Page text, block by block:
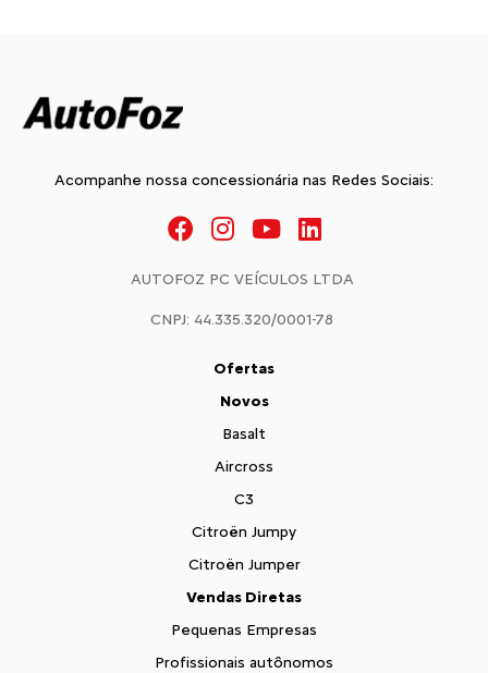
Acompanhe nossa concessionária nas Redes Sociais:
AUTOFOZ PC VEÍCULOS LTDA
CNPJ: 44.335.320/0001-78
Ofertas
Novos
Basalt
Aircross
C3
Citroën Jumpy
Citroën Jumper
Vendas Diretas
Pequenas Empresas
Profissionais autônomos